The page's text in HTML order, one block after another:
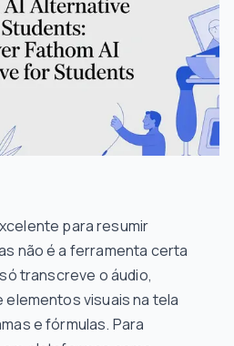
para resumir
não é a ferramenta certa
transcreve o áudio,
visuais na tela
e fórmulas. Para